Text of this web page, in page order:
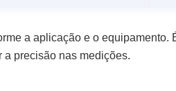
a aplicação e o equipamento.
a precisão nas medições.